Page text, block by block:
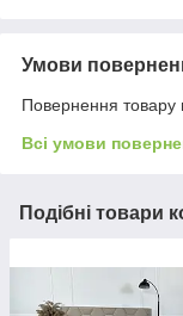
Умови
Повернення товару
Всі умови
Подібні товари